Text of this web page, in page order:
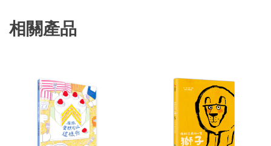
相關產品